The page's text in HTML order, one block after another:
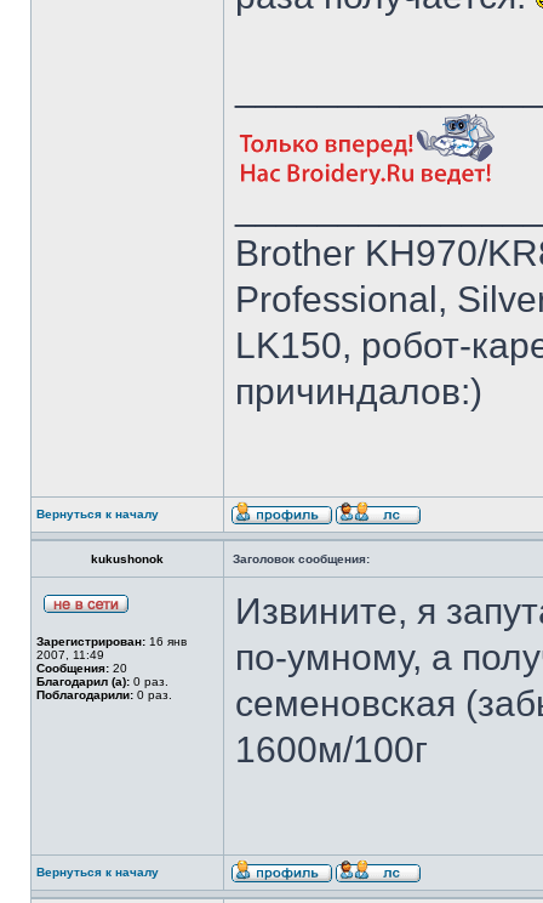
Brother KH970/
Professional,
LK150, робот-
причиндалов:)
Вернуться к началу
kukushonok Заголовок сообщения:
Зарегистрирован: 16 янв
2007, 11:49
Сообщения: 20
Благодарил (а): 0 раз.
Поблагодарили: 0 раз.
Извините, я
по-умному, а
семеновская
1600м/100г
Вернуться к началу